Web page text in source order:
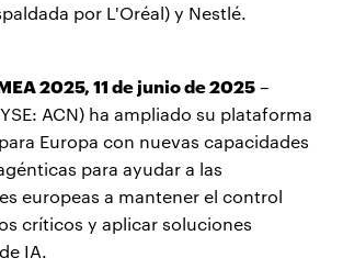
por L'Oréal) y Nestlé.
2025, 11 de junio de 2025–
ACN) ha ampliado su plataforma
Europa con nuevas capacidades
para ayudar a las
europeas a mantener el control
críticos y aplicar soluciones
IA.